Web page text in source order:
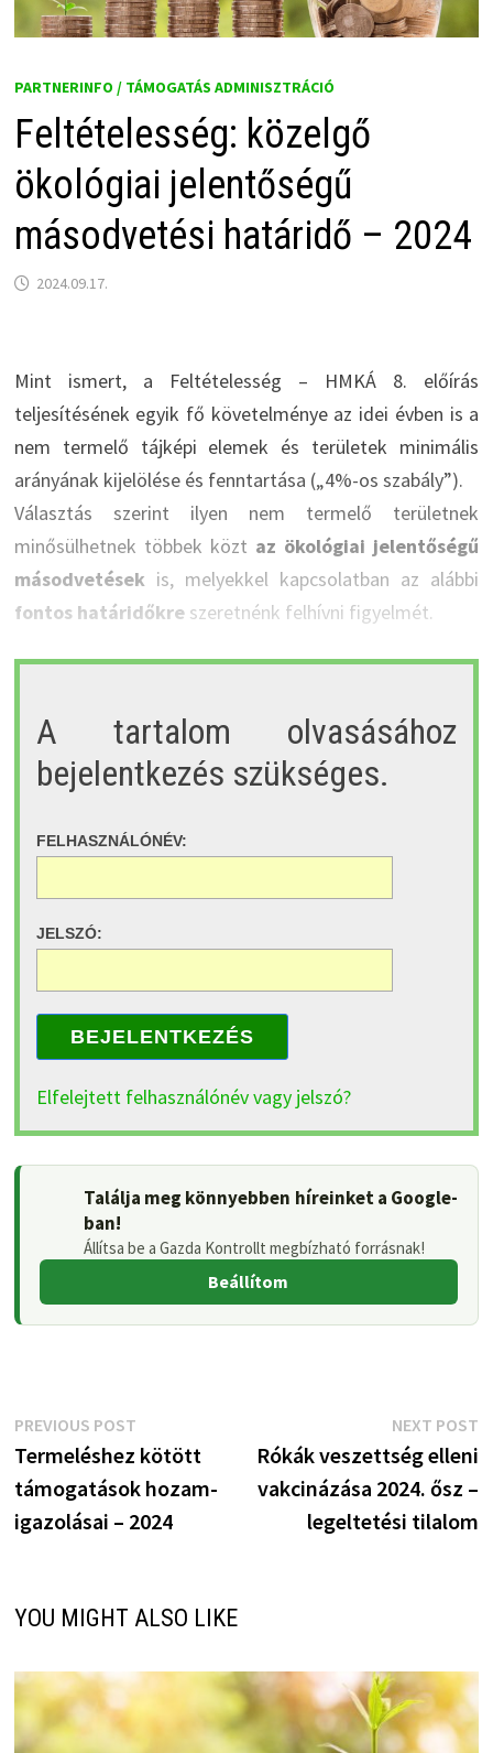
PARTNERINFO / TÁMOGATÁS ADMINISZTRÁCIÓ
Feltételesség: közelgő
ökológiai jelentőségű
másodvetési határidő – 2024
2024.09.17.
Mint ismert, a Feltételesség – HMKÁ 8. előírás
teljesítésének egyik fő követelménye az idei évben is a
nem termelő tájképi elemek és területek minimális
arányának kijelölése és fenntartása („4%-os szabály”).
Választás szerint ilyen nem termelő területnek
minősülhetnek többek közt az ökológiai jelentőségű
másodvetésekis, melyekkel kapcsolatban az alábbi
fontos határidőkreszeretnénk felhívni figyelmét.
A tartalom olvasásához
bejelentkezés szükséges.
FELHASZNÁLÓNÉV:
JELSZÓ:
BEJELENTKEZÉS
Elfelejtett felhasználónév vagy jelszó?
Találja meg könnyebben híreinket a Google-
ban!
Állítsa be a Gazda Kontrollt megbízható forrásnak!
Beállítom
Bejegyzés
navigáció
PREVIOUS POSTPrevious
post:
Termeléshez kötött
támogatások hozam-
igazolásai – 2024
NEXT POST
Rókák veszettség elleni
vakcinázása 2024. ősz –
legeltetési tilalom
YOU MIGHT ALSO LIKE